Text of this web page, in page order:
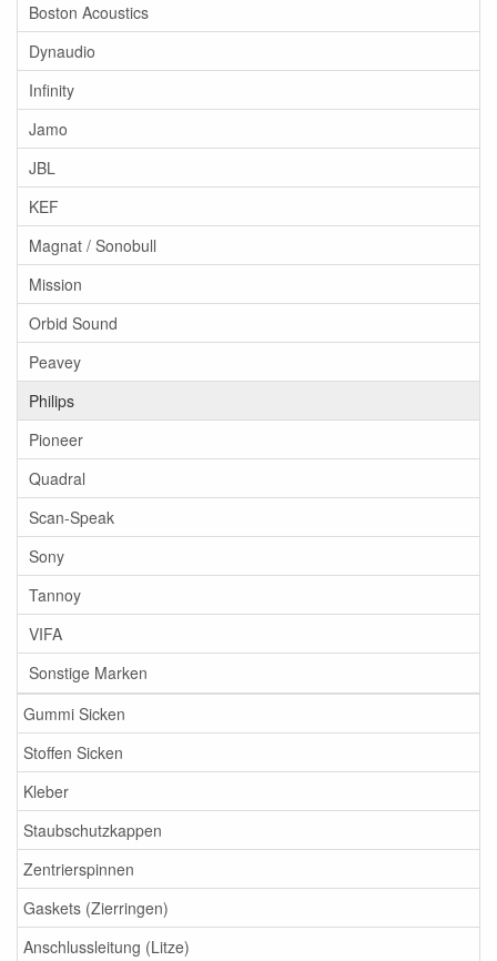
Boston Acoustics
Dynaudio
Infinity
Jamo
JBL
KEF
Magnat / Sonobull
Mission
Orbid Sound
Peavey
Philips
Pioneer
Quadral
Scan-Speak
Sony
Tannoy
VIFA
Sonstige Marken
Gummi Sicken
Stoffen Sicken
Kleber
Staubschutzkappen
Zentrierspinnen
Gaskets (Zierringen)
Anschlussleitung (Litze)